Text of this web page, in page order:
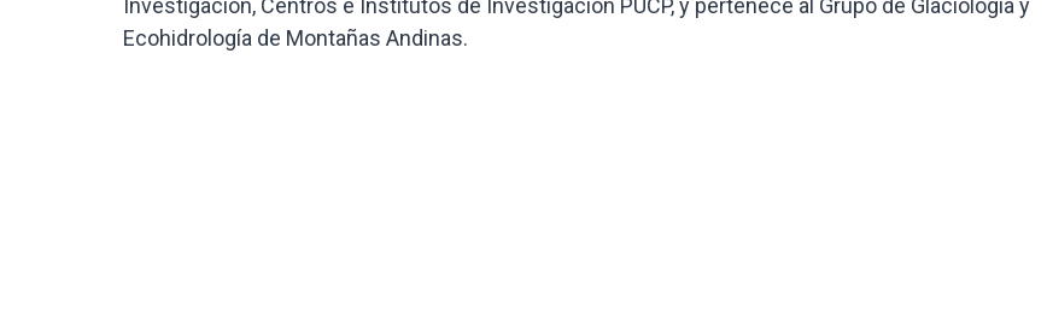
Investigación, Centros e Institutos de Investigación PUCP, y pertenece al Grupo de Glaciología y
Ecohidrología de Montañas Andinas.